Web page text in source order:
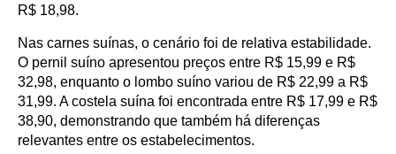
R$ 18,98.
Nas carnes suínas, o cenário foi de relativa estabilidade.
O pernil suíno apresentou preços entre R$ 15,99 e R$
32,98, enquanto o lombo suíno variou de R$ 22,99 a R$
31,99. A costela suína foi encontrada entre R$ 17,99 e R$
38,90, demonstrando que também há diferenças
relevantes entre os estabelecimentos.